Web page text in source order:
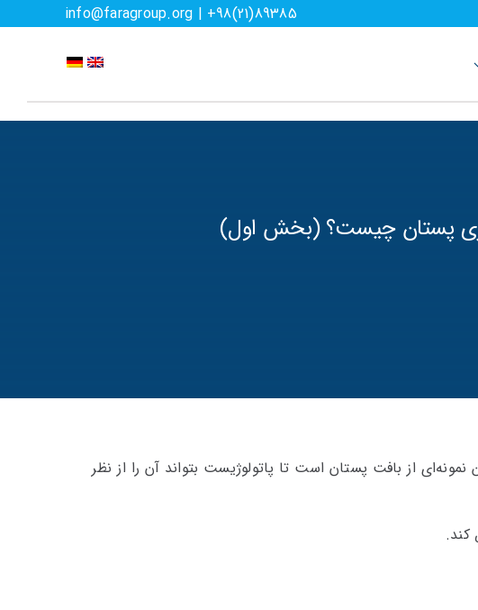
89385(21)98+ | info@faragroup.org
پستان چیست؟ (بخش اول)
از بافت پستان است تا پاتولوژیست بتواند آن را از نظر